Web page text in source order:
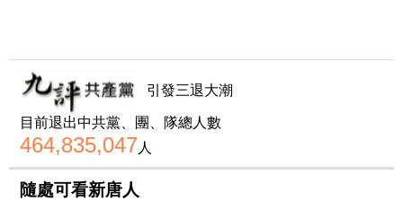
引發三退大潮
目前退出中共黨、團、隊總人數
464,835,047人
隨處可看新唐人